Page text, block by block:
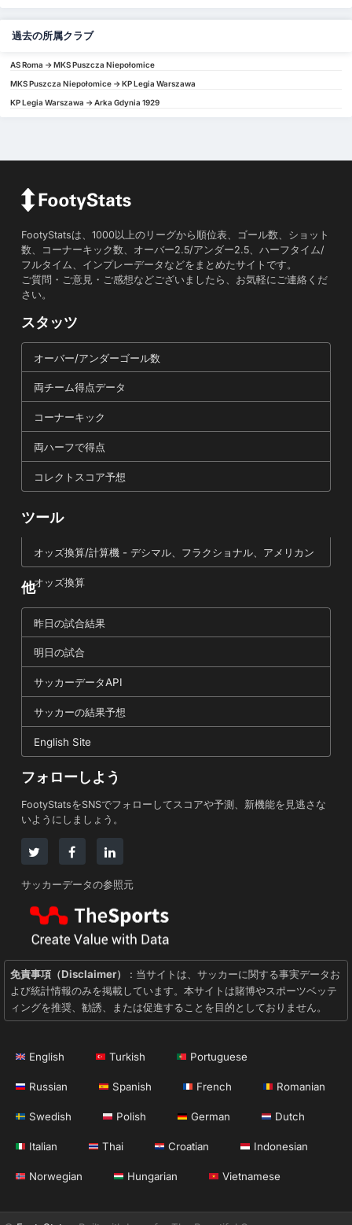
過去の所属クラブ
AS Roma -> MKS Puszcza Niepołomice
MKS Puszcza Niepołomice -> KP Legia Warszawa
KP Legia Warszawa -> Arka Gdynia 1929
FootyStatsは、1000以上のリーグから順位表、ゴール数、ショット
数、コーナーキック数、オーバー2.5/アンダー2.5、ハーフタイム/
フルタイム、インプレーデータなどをまとめたサイトです。
ご質問・ご意見・ご感想などございましたら、お気軽にご連絡くだ
さい。
スタッツ
オーバー/アンダーゴール数
両チーム得点データ
コーナーキック
両ハーフで得点
コレクトスコア予想
ツール
オッズ換算/計算機 - デシマル、フラクショナル、アメリカン
オッズ換算
他
昨日の試合結果
明日の試合
サッカーデータAPI
サッカーの結果予想
English Site
フォローしよう
FootyStatsをSNSでフォローしてスコアや予測、新機能を見逃さな
いようにしましょう。
サッカーデータの参照元
免責事項（Disclaimer）
: 当サイトは、サッカーに関する事実データお
よび統計情報のみを掲載しています。本サイトは賭博やスポーツベッテ
ィングを推奨、勧誘、または促進することを目的としておりません。
English Turkish Portuguese
Russian Spanish French Romanian
Swedish Polish German Dutch
Italian Thai Croatian Indonesian
Norwegian Hungarian Vietnamese